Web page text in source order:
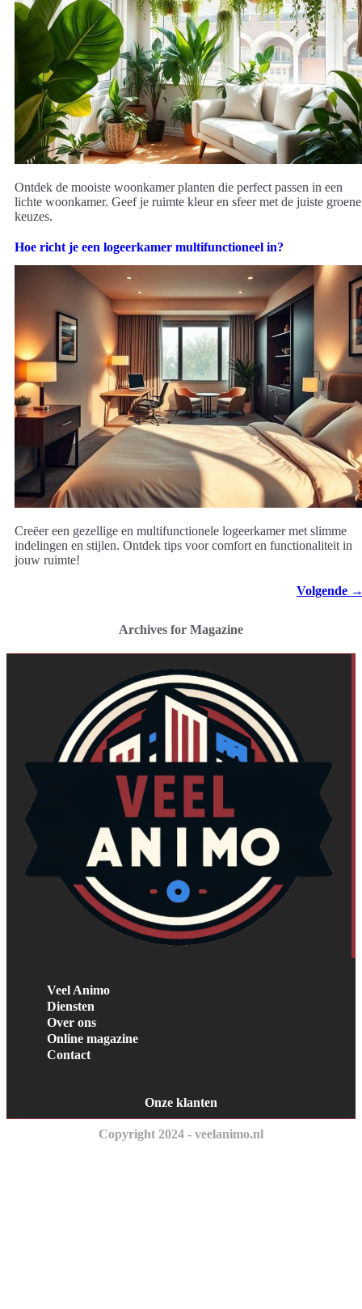
Ontdek de mooiste woonkamer planten die perfect passen in een
lichte woonkamer. Geef je ruimte kleur en sfeer met de juiste groene
keuzes.
Hoe richt je een logeerkamer multifunctioneel in?
Creëer een gezellige en multifunctionele logeerkamer met slimme
indelingen en stijlen. Ontdek tips voor comfort en functionaliteit in
jouw ruimte!
Volgende
Archives for Magazine
Veel Animo
Diensten
Over ons
Online magazine
Contact
Onze klanten
Copyright 2024 - veelanimo.nl